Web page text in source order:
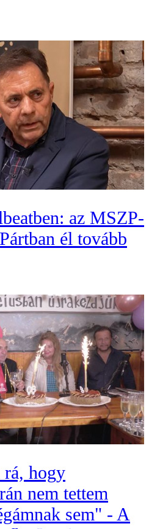
az MSZP-
él tovább
hogy
nem tettem
sem" - A